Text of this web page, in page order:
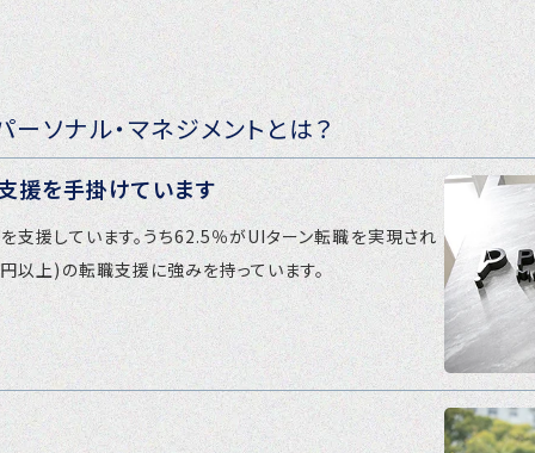
ーソナル・マネジメントとは？
援を手掛けています
援しています。うち62.5％がUIターン転職を実現され
以上)の転職支援に強みを持っています。